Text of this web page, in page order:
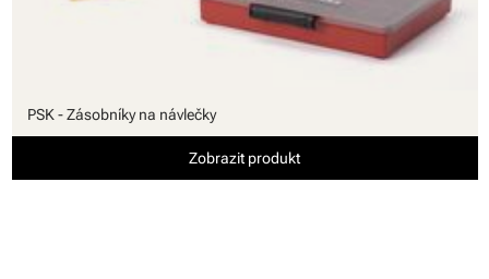
PSK - Zásobníky na návlečky
Zobrazit produkt